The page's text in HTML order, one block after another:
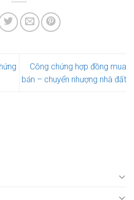
Công chứng hợp đồng mua
bán – chuyển nhượng nhà đất